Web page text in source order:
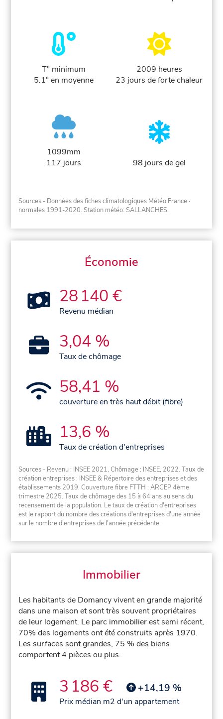
T° minimum
5.1° en moyenne
2009 heures
23 jours de forte chaleur
1099mm
117 jours
98 jours de gel
Sources - Données des fiches climatologiques Météo France ·
normales 1991-2020. Station météo: SALLANCHES.
Économie
28 140 €
Revenu médian
3,04 %
Taux de chômage
58,41 %
couverture en très haut débit (fibre)
13,6 %
Taux de création d'entreprises
Sources - Revenu : INSEE 2021, Chômage : INSEE, 2022. Taux de
création entreprises : INSEE & Répertoire des entreprises et des
établissements 2019. Couverture fibre FTTH : ARCEP 4ème
trimestre 2025. Taux de chômage des 15 à 64 ans au sens du
recensement de la population. Le taux de création d'entreprises
est le rapport du nombre des créations d'entreprises d'une année
sur le nombre d'entreprises de l'année précédente.
Immobilier
Les habitants de Domancy vivent en grande majorité
dans une maison et sont très souvent propriétaires
de leur logement. Le parc immobilier est semi récent,
70% des logements ont été construits après 1970.
Les surfaces sont grandes, 75 % des biens
comportent 4 pièces ou plus.
3 186 € +14,19 %
Prix médian m2 d'un appartement